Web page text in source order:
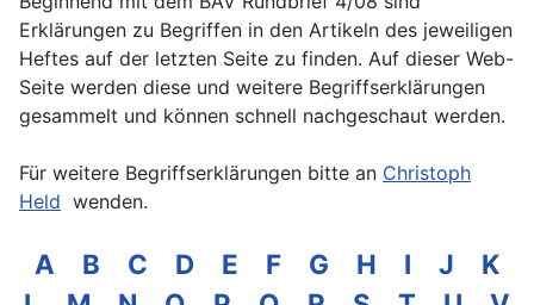
Erklärungen zu Begriffen in den Artikeln des jeweiligen
Heftes auf der letzten Seite zu finden. Auf dieser Web-
Seite werden diese und weitere Begriffserklärungen
gesammelt und können schnell nachgeschaut werden.
Für weitere Begriffserklärungen bitte an Christoph
Held wenden.
A B C D E F G H I J
K